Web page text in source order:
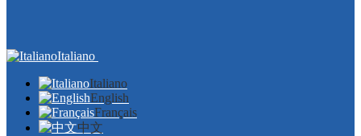
Italiano
Italiano
English
Français
中文